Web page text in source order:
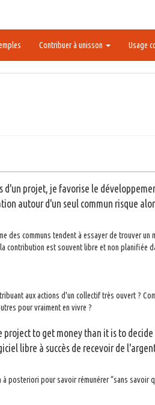
Contribuer à unisson Usage
projet, je favorise le
autour d'un seul commun risque
des communs tendent à essayer de trouver
contribution est souvent libre et non
aux actions d'un collectif très ouvert ?
pour vraiment en vivre ?
to get money than it is to
libre à succès de recevoir de
posteriori pour savoir rémunérer “sans